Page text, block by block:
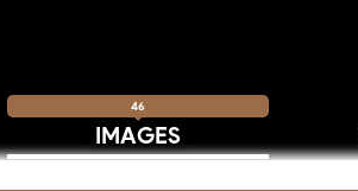
IMAGES
46